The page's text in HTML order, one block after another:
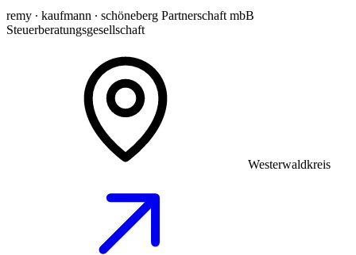
remy ∙ kaufmann ∙ schöneberg Partnerschaft mbB
Steuerberatungsgesellschaft
Westerwaldkreis